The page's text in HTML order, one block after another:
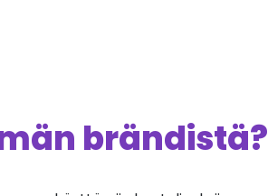
brändistä?